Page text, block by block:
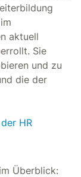
aktuell
Sie
und zu
die der
HR
Überblick: